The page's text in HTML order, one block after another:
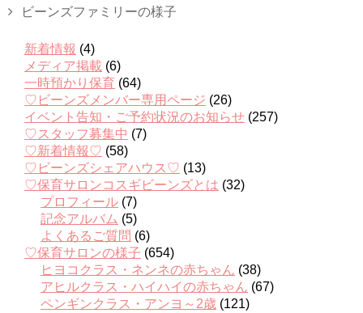
ビーンズファミリーの様子
新着情報 (4)
メディア掲載 (6)
一時預かり保育 (64)
♡ビーンズメンバー専用ページ (26)
イベント告知・ご予約状況のお知らせ (257)
♡スタッフ募集中 (7)
♡新着情報♡ (58)
♡ビーンズシェアハウス♡ (13)
♡保育サロンコスギビーンズとは (32)
プロフィール (7)
記念アルバム (5)
よくあるご質問 (6)
♡保育サロンの様子 (654)
ヒヨコクラス・ネンネの赤ちゃん (38)
アヒルクラス・ハイハイの赤ちゃん (67)
ペンギンクラス・アンヨ～2歳 (121)